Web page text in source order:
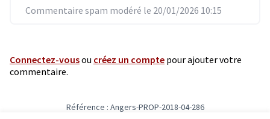
Commentaire spam modéré le 20/01/2026 10:15
Connectez-vousou créez un compte pour ajouter votre
commentaire.
Référence : Angers-PROP-2018-04-286